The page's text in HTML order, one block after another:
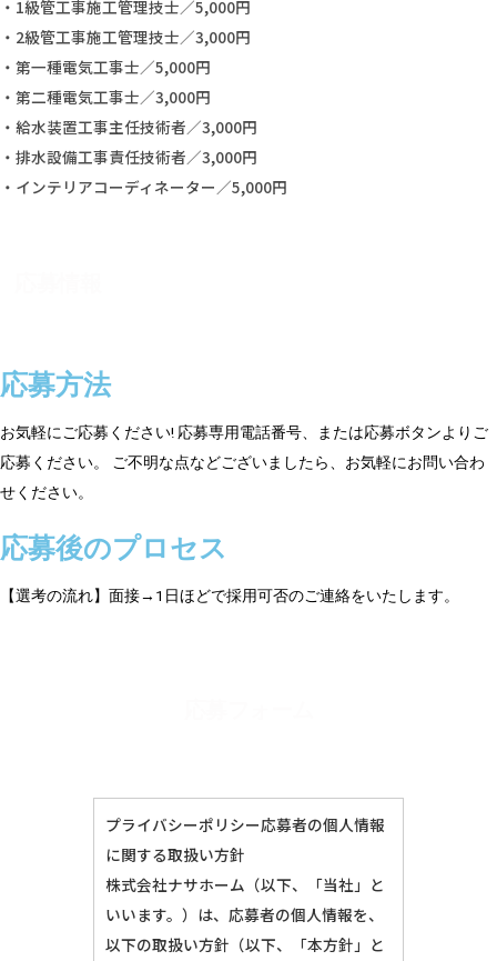
・1級管工事施工管理技士／5,000円
・2級管工事施工管理技士／3,000円
・第一種電気工事士／5,000円
・第二種電気工事士／3,000円
・給水装置工事主任技術者／3,000円
・排水設備工事責任技術者／3,000円
・インテリアコーディネーター／5,000円
応募方法
お気軽にご応募ください! 応募専用電話番号、または応募ボタンよりご
応募ください。 ご不明な点などございましたら、お気軽にお問い合わ
せください。
応募後のプロセス
【選考の流れ】面接→1日ほどで採用可否のご連絡をいたします。
プライバシーポリシー応募者の個人情報
に関する取扱い方針
株式会社ナサホーム（以下、「当社」と
いいます。）は、応募者の個人情報を、
以下の取扱い方針（以下、「本方針」と